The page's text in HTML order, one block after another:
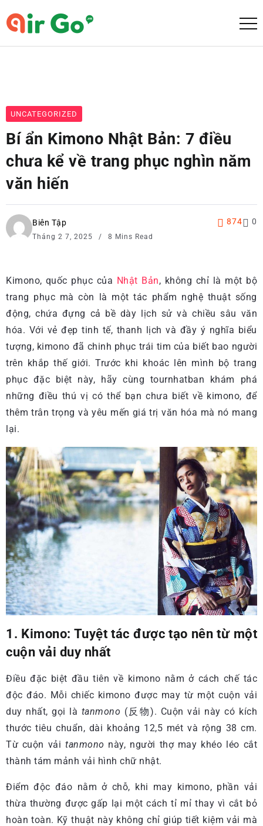
UNCATEGORIZED
Bí ẩn Kimono Nhật Bản: 7 điều
chưa kể về trang phục nghìn năm
văn hiến
Biên Tập
Tháng 2 7, 2025 8 Mins Read
874 0
Kimono, quốc phục của Nhật Bản, không chỉ là một bộ
trang phục mà còn là một tác phẩm nghệ thuật sống
động, chứa đựng cả bề dày lịch sử và chiều sâu văn
hóa. Với vẻ đẹp tinh tế, thanh lịch và đầy ý nghĩa biểu
tượng, kimono đã chinh phục trái tim của biết bao người
trên khắp thế giới. Trước khi khoác lên mình bộ trang
phục đặc biệt này, hãy cùng tournhatban khám phá
những điều thú vị có thể bạn chưa biết về kimono, để
thêm trân trọng và yêu mến giá trị văn hóa mà nó mang
lại.
1. Kimono: Tuyệt tác được tạo nên từ một
cuộn vải duy nhất
Điều đặc biệt đầu tiên về kimono nằm ở cách chế tác
độc đáo. Mỗi chiếc kimono được may từ một cuộn vải
duy nhất, gọi là tanmono (反物). Cuộn vải này có kích
thước tiêu chuẩn, dài khoảng 12,5 mét và rộng 38 cm.
Từ cuộn vảitanmono này, người thợ may khéo léo cắt
thành tám mảnh vải hình chữ nhật.
Điểm độc đáo nằm ở chỗ, khi may kimono, phần vải
thừa thường được gấp lại một cách tỉ mỉ thay vì cắt bỏ
hoàn toàn. Kỹ thuật này không chỉ giúp tiết kiệm vải mà